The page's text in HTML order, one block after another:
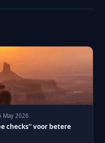
May 2026
checks” voor betere